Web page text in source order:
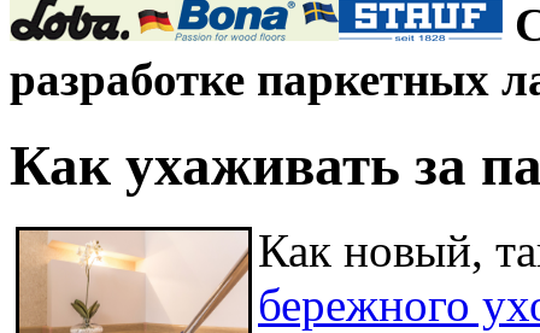
разработке паркетных
Как ухаживать за
Как новый,
бережного